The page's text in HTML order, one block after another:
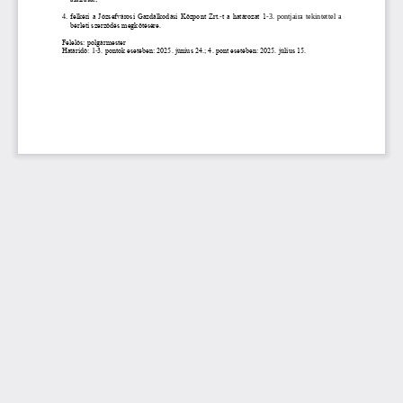
4. felkéri a Józsefvárosi Gazdálkodási Központ Zrt.-t a határozat 1-3.  pontjaira  tekintettel  a
bérleti szerződés megkötésére.
Felelős: polgármester
Határidő: 1-3. pontok esetében: 2025. június 24.; 4. pont esetében: 2025. július 15.